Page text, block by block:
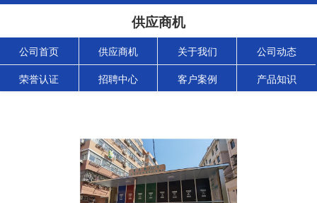
供应商机
公司首页 供应商机 关于我们 公司动态
荣誉认证 招聘中心 客户案例 产品知识